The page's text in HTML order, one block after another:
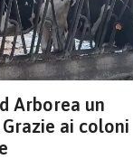
Arborea un
ai coloni